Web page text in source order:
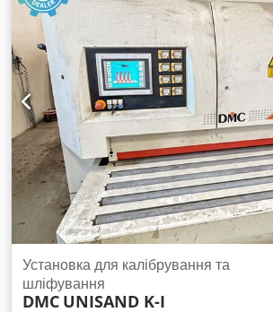
Установка для калібрування та
шліфування
DMC UNISAND K-I